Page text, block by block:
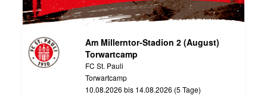
Am Millerntor-Stadion 2 (August)
Torwartcamp
FC St. Pauli
Torwartcamp
10.08.2026 bis 14.08.2026 (5 Tage)